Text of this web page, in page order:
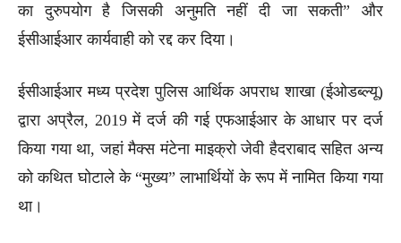
का दुरुपयोग है जिसकी अनुमति नहीं दी जा सकती” और
ईसीआईआर कार्यवाही को रद्द कर दिया।
ईसीआईआर मध्य प्रदेश पुलिस आर्थिक अपराध शाखा (ईओडब्ल्यू)
द्वारा अप्रैल, 2019 में दर्ज की गई एफआईआर के आधार पर दर्ज
किया गया था, जहां मैक्स मंटेना माइक्रो जेवी हैदराबाद सहित अन्य
को कथित घोटाले के “मुख्य” लाभार्थियों के रूप में नामित किया गया
था।